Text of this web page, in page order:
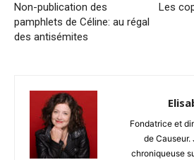
Non-publication des
pamphlets de Céline: au régal
des antisémites
Les
Fondatrice et
de Causeur.
chroniqueuse